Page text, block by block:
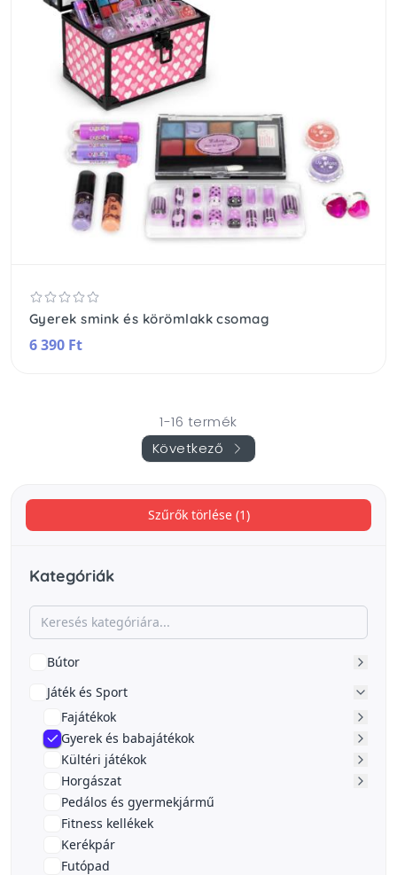
Szűrők törlése (1)
Kategóriák
Bútor
Játék és Sport
Fajátékok
Gyerek és babajátékok
Kültéri játékok
Horgászat
Pedálos és gyermekjármű
Fitness kellékek
Kerékpár
Futópad
Gyerek smink és körömlakk csomag
6 390 Ft
1-16 termék
Következő